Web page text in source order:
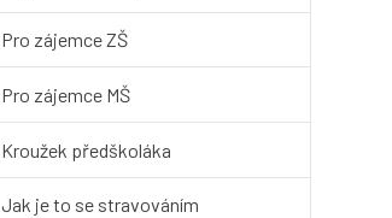
Pro zájemce ZŠ
Pro zájemce MŠ
Kroužek předškoláka
Jak je to se stravováním